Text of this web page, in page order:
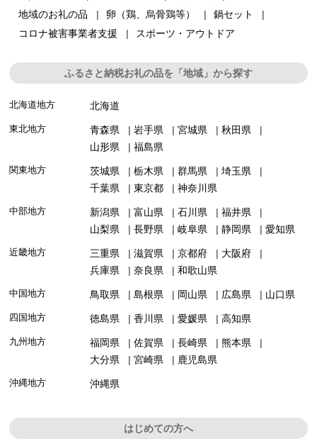
地域のお礼の品
卵（鶏、烏骨鶏等）
鍋セット
コロナ被害事業者支援
スポーツ・アウトドア
ふるさと納税お礼の品を「地域」から探す
北海道地方 北海道
東北地方 青森県 岩手県 宮城県
秋田県
山形県
福島県
関東地方 茨城県 栃木県 群馬県
埼玉県
千葉県
東京都 神奈川県
中部地方 新潟県 富山県 石川県
福井県
山梨県
長野県 岐阜県 静岡県 愛知県
近畿地方 三重県 滋賀県 京都府
大阪府
兵庫県
奈良県 和歌山県
中国地方 鳥取県 島根県 岡山県 広島県 山口県
四国地方 徳島県 香川県 愛媛県 高知県
九州地方 福岡県 佐賀県 長崎県
熊本県
大分県
宮崎県 鹿児島県
沖縄地方 沖縄県
はじめての方へ